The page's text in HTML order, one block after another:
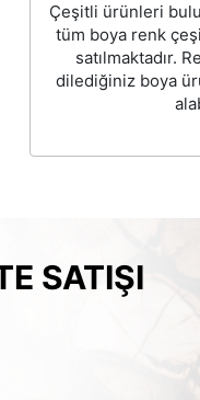
Çeşitli ürünleri
tüm boya renk
satılmaktadır.
dilediğiniz boya
SATIŞI